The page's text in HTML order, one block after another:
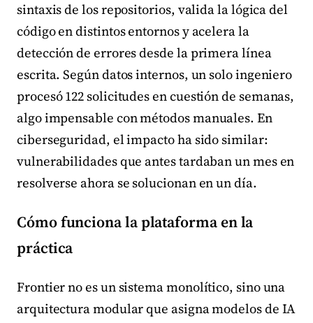
sintaxis de los repositorios, valida la lógica del
código en distintos entornos y acelera la
detección de errores desde la primera línea
escrita. Según datos internos, un solo ingeniero
procesó 122 solicitudes en cuestión de semanas,
algo impensable con métodos manuales. En
ciberseguridad, el impacto ha sido similar:
vulnerabilidades que antes tardaban un mes en
resolverse ahora se solucionan en un día.
Cómo funciona la plataforma en la
práctica
Frontier no es un sistema monolítico, sino una
arquitectura modular que asigna modelos de IA